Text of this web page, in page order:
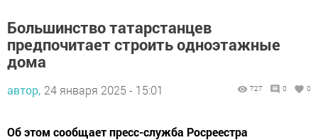
Большинство татарстанцев
предпочитает строить одноэтажные
дома
автор, 24 января 2025 - 15:01 727 0 0
Об этом сообщает пресс-служба Росреестра